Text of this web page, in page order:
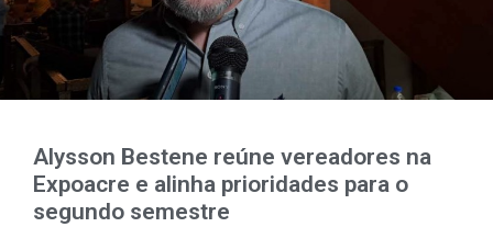
Alysson Bestene reúne vereadores na
Expoacre e alinha prioridades para o
segundo semestre